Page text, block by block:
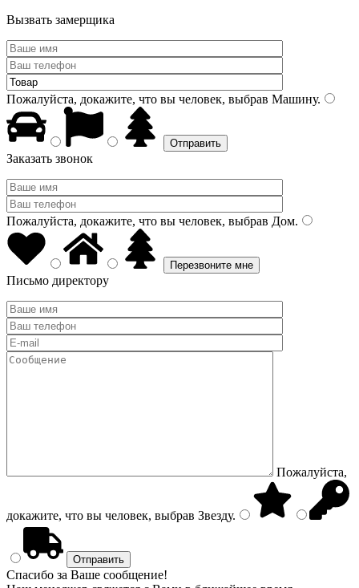
Вызвать замерщика
Пожалуйста, докажите, что вы человек, выбрав Машину.
Заказать звонок
Пожалуйста, докажите, что вы человек, выбрав Дом.
Письмо директору
Пожалуйста,
докажите, что вы человек, выбрав Звезду.
Спасибо за Ваше сообщение!